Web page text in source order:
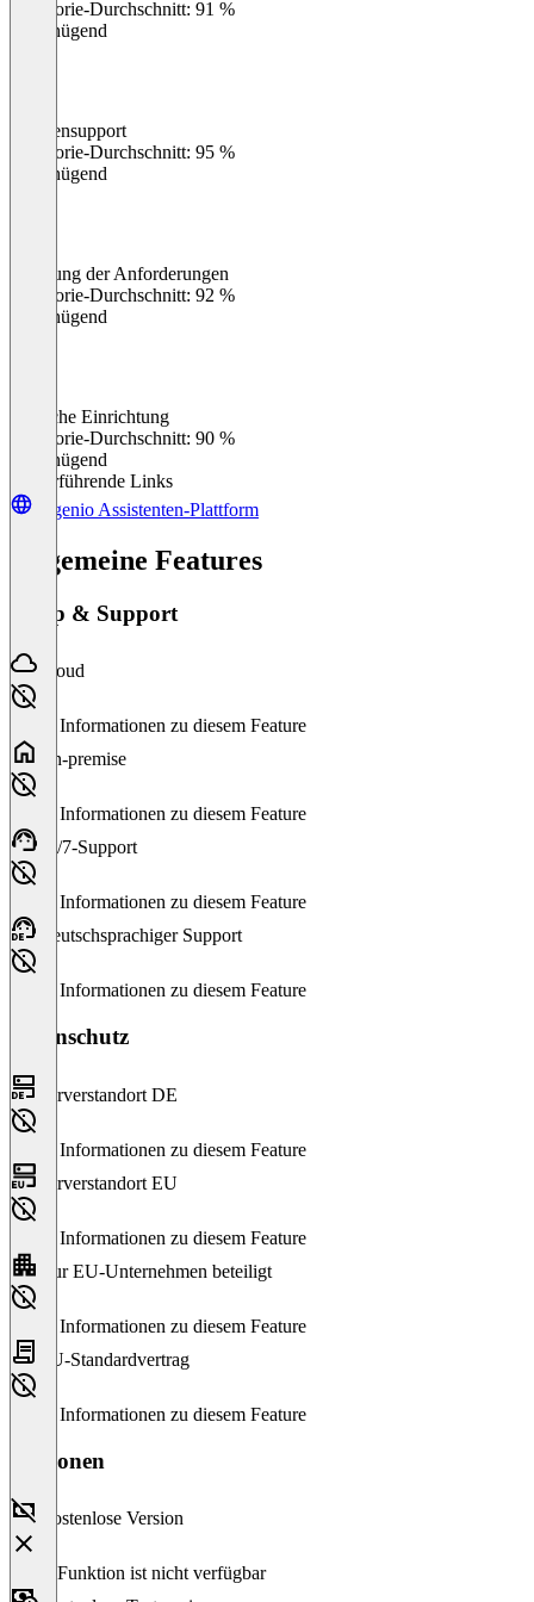
Kategorie-Durchschnitt: 91 %
Ungenügend
Kundensupport
Kategorie-Durchschnitt: 95 %
Ungenügend
Erfüllung der Anforderungen
Kategorie-Durchschnitt: 92 %
Ungenügend
Einfache Einrichtung
Kategorie-Durchschnitt: 90 %
Ungenügend
Weiterführende Links
targenio Assistenten-Plattform
Allgemeine Features
Setup & Support
Cloud
Keine Informationen zu diesem Feature
On-premise
Keine Informationen zu diesem Feature
24/7-Support
Keine Informationen zu diesem Feature
Deutschsprachiger Support
Keine Informationen zu diesem Feature
Datenschutz
Serverstandort DE
Keine Informationen zu diesem Feature
Serverstandort EU
Keine Informationen zu diesem Feature
Nur EU-Unternehmen beteiligt
Keine Informationen zu diesem Feature
EU-Standardvertrag
Keine Informationen zu diesem Feature
Versionen
Kostenlose Version
Diese Funktion ist nicht verfügbar